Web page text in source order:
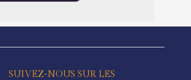
SUIVEZ-NOUS SUR LES